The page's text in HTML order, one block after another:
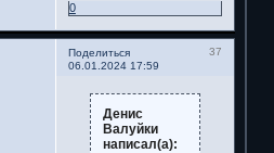
0
Поделиться
37
06.01.2024 17:59
Денис
Валуйки
написал(а):